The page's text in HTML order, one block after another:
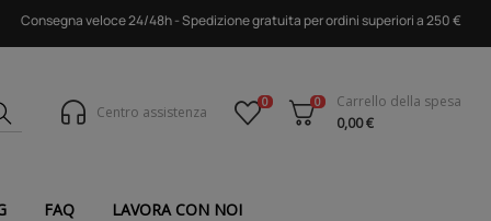
Consegna veloce 24/48h - Spedizione gratuita per ordini superiori a 250 €
Centro assistenza
0 0
Carrello della spesa
0,00 €
FAQ LAVORA CON NOI